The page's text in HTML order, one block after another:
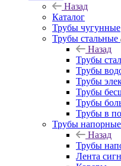
Назад
Каталог
Трубы чугунные
Трубы стальные
Назад
Трубы
Трубы
Трубы
Трубы
Трубы
Трубы в
Трубы
Назад
Трубы
Лента